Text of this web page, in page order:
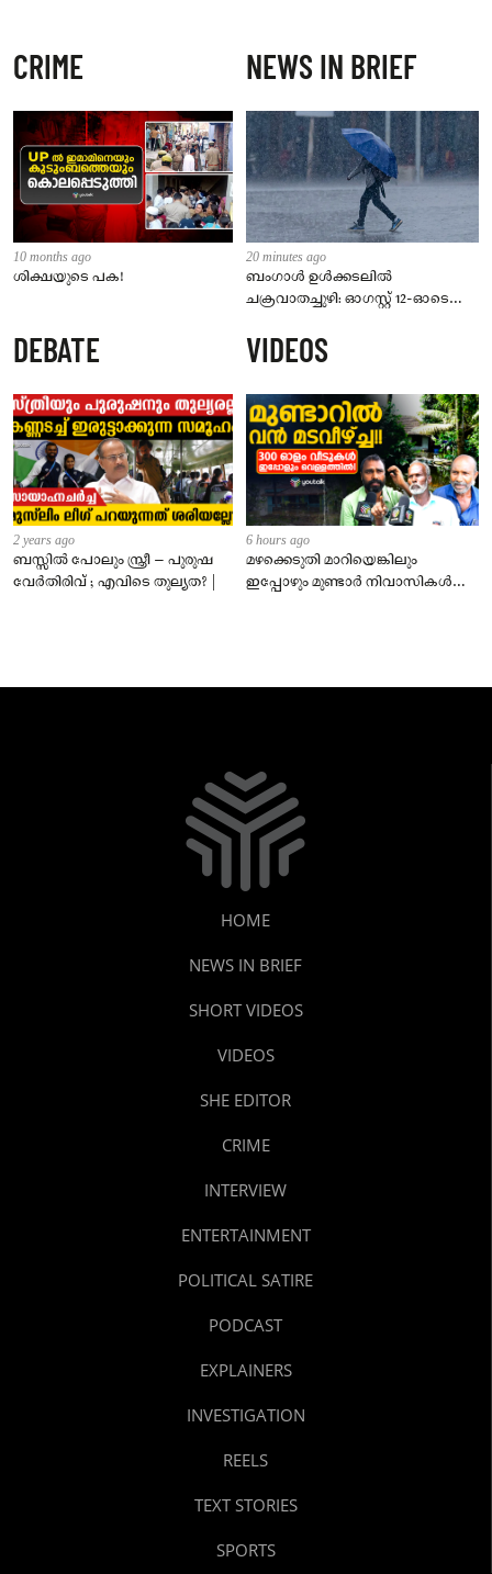
CRIME
10 months ago
ശിക്ഷയുടെ പക!
NEWS IN BRIEF
20 minutes ago
ബംഗാൾ ഉൾക്കടലിൽ
ചക്രവാതച്ചുഴി: ഓഗസ്റ്റ് 12-ഓടെ
ദിവസം മഴ മുന്നറിയിപ്പ്
DEBATE
2 years ago
ബസ്സിൽ പോലും സ്ത്രീ – പുരുഷ
വേർതിരിവ് ; എവിടെ തുല്യത? |
VIDEOS
6 hours ago
മഴക്കെടുതി മാറിയെങ്കിലും
ഇപ്പോഴും മുണ്ടാർ നിവാസികൾ
HOME
NEWS IN BRIEF
SHORT VIDEOS
VIDEOS
SHE EDITOR
CRIME
INTERVIEW
ENTERTAINMENT
POLITICAL SATIRE
PODCAST
EXPLAINERS
INVESTIGATION
REELS
TEXT STORIES
SPORTS